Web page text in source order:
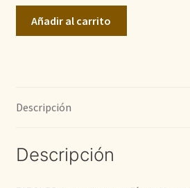
Añadir al carrito
Descripción
Descripción